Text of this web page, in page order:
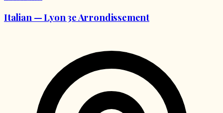
Italian — Lyon 3e Arrondissement